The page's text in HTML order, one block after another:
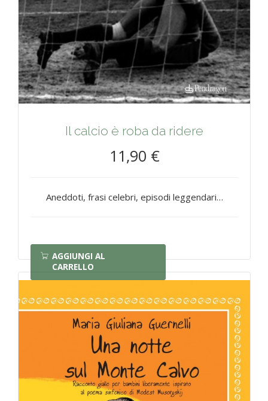
Il calcio è roba da ridere
11,90 €
Aneddoti, frasi celebri, episodi leggendari…
AGGIUNGI AL
CARRELLO